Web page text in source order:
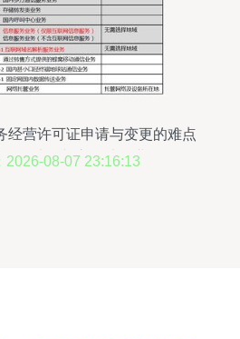
经营许可证申请与变更的难点
数据处理与交易处理业务
2026-08-07 23:16:13